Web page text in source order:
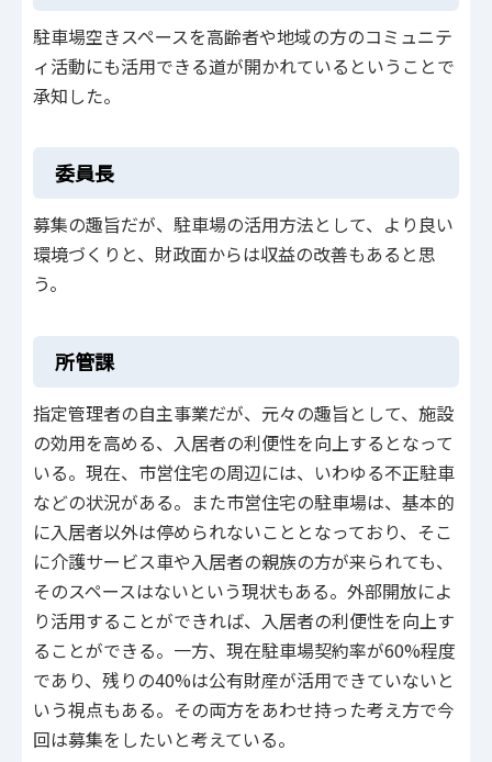
駐車場空きスペースを高齢者や地域の方のコミュニテ
ィ活動にも活用できる道が開かれているということで
承知した。
委員長
募集の趣旨だが、駐車場の活用方法として、より良い
環境づくりと、財政面からは収益の改善もあると思
う。
所管課
指定管理者の自主事業だが、元々の趣旨として、施設
の効用を高める、入居者の利便性を向上するとなって
いる。現在、市営住宅の周辺には、いわゆる不正駐車
などの状況がある。また市営住宅の駐車場は、基本的
に入居者以外は停められないこととなっており、そこ
に介護サービス車や入居者の親族の方が来られても、
そのスペースはないという現状もある。外部開放によ
り活用することができれば、入居者の利便性を向上す
ることができる。一方、現在駐車場契約率が60%程度
であり、残りの40%は公有財産が活用できていないと
いう視点もある。その両方をあわせ持った考え方で今
回は募集をしたいと考えている。